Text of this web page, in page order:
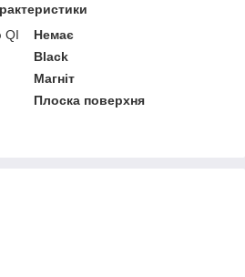
QI
Немає
Black
Магніт
Плоска поверхня